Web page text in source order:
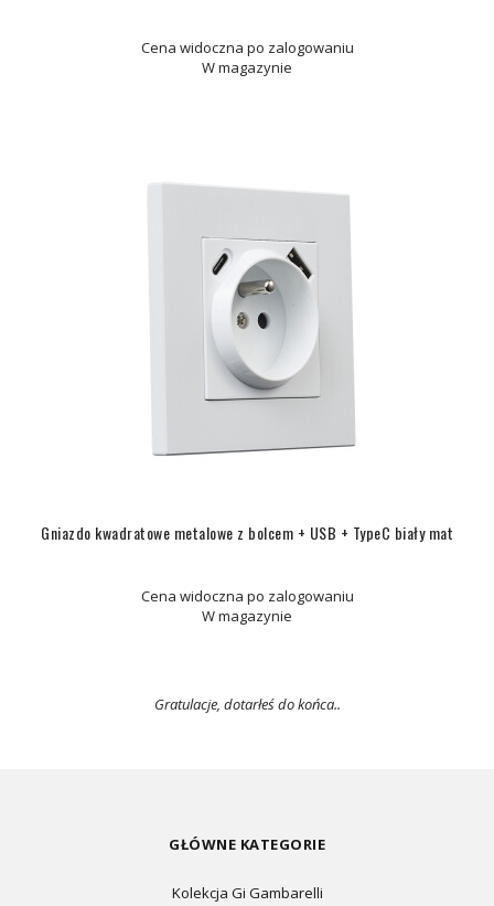
Cena widoczna po zalogowaniu
W magazynie
Gniazdo kwadratowe metalowe z bolcem + USB + TypeC biały mat
Cena widoczna po zalogowaniu
W magazynie
Gratulacje, dotarłeś do końca..
GŁÓWNE KATEGORIE
Kolekcja Gi Gambarelli